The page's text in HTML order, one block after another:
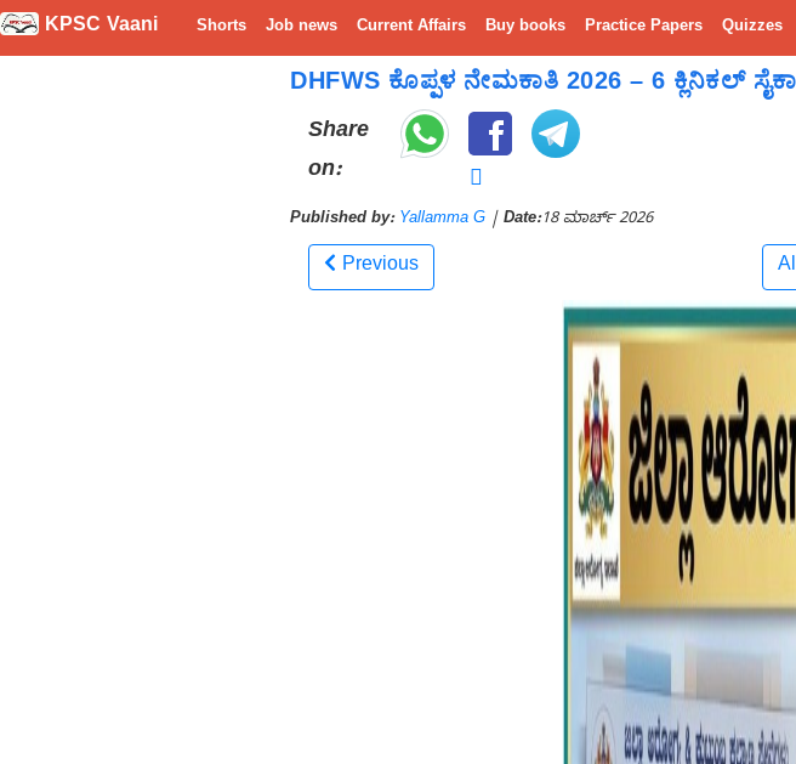
KPSC Vaani Shorts Job news Current Affairs Buy books Practice Papers Quizzes
DHFWS ಕೊಪ್ಪಳ ನೇಮಕಾತಿ 2026 – 6 ಕ್ಲಿನಿಕಲ್
Share
on:
Published by: Yallamma G | Date:18 ಮಾರ್ಚ್ 2026
Previous